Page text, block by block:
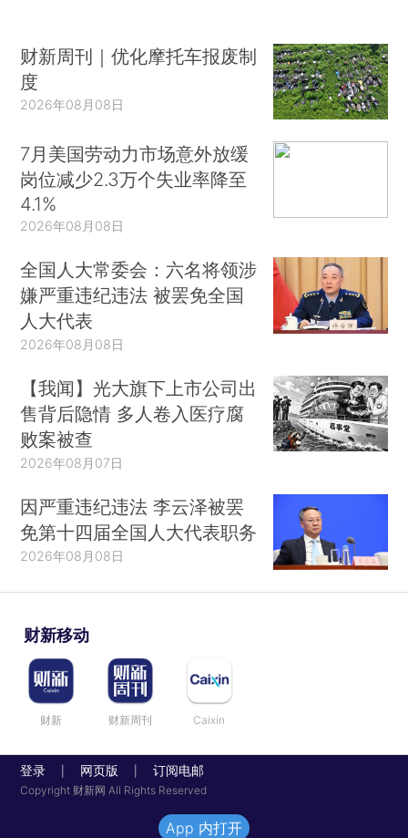
财新周刊｜优化摩托车报废制
度
2026年08月08日
7月美国劳动力市场意外放缓
岗位减少2.3万个失业率降至
4.1%
2026年08月08日
全国人大常委会：六名将领涉
嫌严重违纪违法 被罢免全国
人大代表
2026年08月08日
【我闻】光大旗下上市公司出
售背后隐情 多人卷入医疗腐
败案被查
2026年08月07日
因严重违纪违法 李云泽被罢
免第十四届全国人大代表职务
2026年08月08日
财新移动
财新 财新周刊 Caixin
登录 网页版 订阅电邮
Copyright 财新网 All Rights Reserved
App 内打开